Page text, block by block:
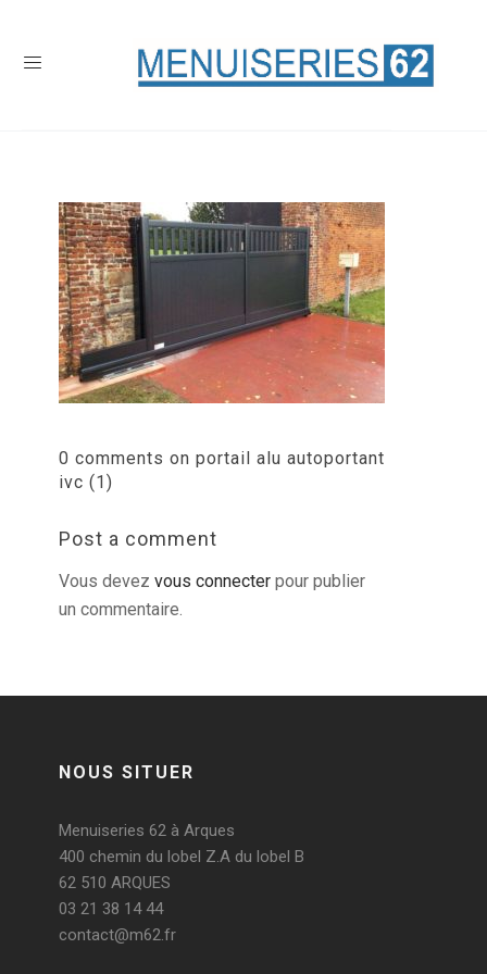
0 comments on portail alu autoportant
ivc (1)
Post a comment
Vous devez vous connecter pour publier
un commentaire.
NOUS SITUER
Menuiseries 62 à Arques
400 chemin du lobel Z.A du lobel B
62 510 ARQUES
03 21 38 14 44
contact@m62.fr